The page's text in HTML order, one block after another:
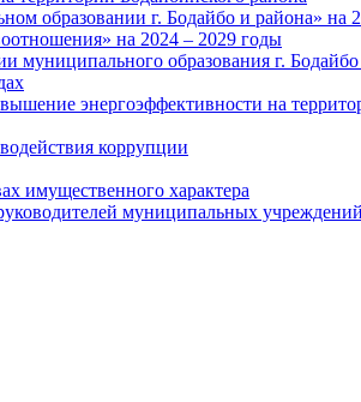
образовании г. Бодайбо и района» на
на 2024 – 2029 годы
муниципального образования г.
энергоэффективности на
коррупции
имущественного характера
муниципальных учреждений